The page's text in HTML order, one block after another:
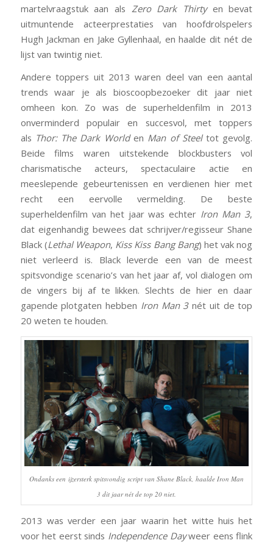
martelvraagstuk aan als Zero Dark Thirty en bevat
uitmuntende acteerprestaties van hoofdrolspelers
Hugh Jackman en Jake Gyllenhaal, en haalde dit nét de
lijst van twintig niet.
Andere toppers uit 2013 waren deel van een aantal
trends waar je als bioscoopbezoeker dit jaar niet
omheen kon. Zo was de superheldenfilm in 2013
onverminderd populair en succesvol, met toppers
als Thor: The Dark Worlden Man of Steeltot gevolg.
Beide films waren uitstekende blockbusters vol
charismatische acteurs, spectaculaire actie en
meeslepende gebeurtenissen en verdienen hier met
recht een eervolle vermelding. De beste
superheldenfilm van het jaar was echter Iron Man 3,
dat eigenhandig bewees dat schrijver/regisseur Shane
Black (Lethal Weapon, Kiss Kiss Bang Bang) het vak nog
niet verleerd is. Black leverde een van de meest
spitsvondige scenario’s van het jaar af, vol dialogen om
de vingers bij af te likken. Slechts de hier en daar
gapende plotgaten hebben Iron Man 3nét uit de top
20 weten te houden.
Ondanks een ijzersterk spitsvondig script van Shane Black, haalde Iron Man
3 dit jaar nét de top 20 niet.
2013 was verder een jaar waarin het witte huis het
voor het eerst sinds Independence Dayweer eens flink